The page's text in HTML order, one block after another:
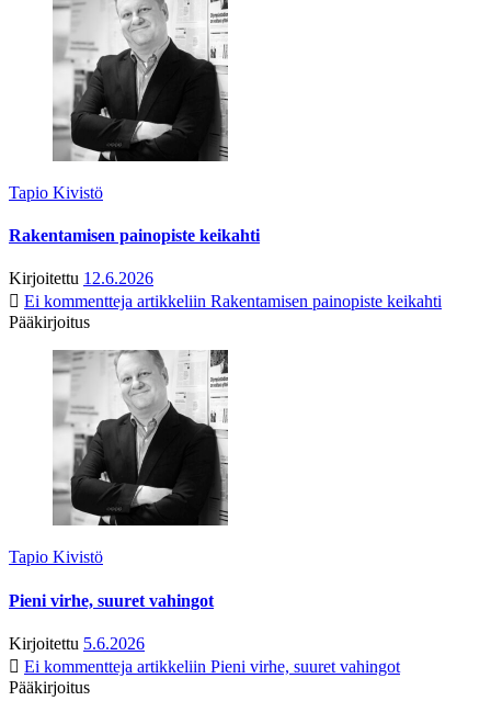
Tapio Kivistö
Rakentamisen painopiste keikahti
Kirjoitettu 12.6.2026
Ei kommentteja artikkeliin Rakentamisen painopiste keikahti
Pääkirjoitus
Tapio Kivistö
Pieni virhe, suuret vahingot
Kirjoitettu 5.6.2026
Ei kommentteja artikkeliin Pieni virhe, suuret vahingot
Pääkirjoitus